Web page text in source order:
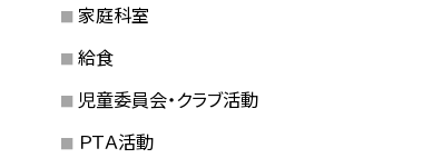
家庭科室
給食
児童委員会・クラブ活動
ＰＴＡ活動